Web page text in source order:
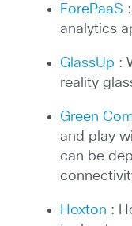
ForePaaS
analytics
GlassUp :
reality
Green
and play
can be
Hoxton :